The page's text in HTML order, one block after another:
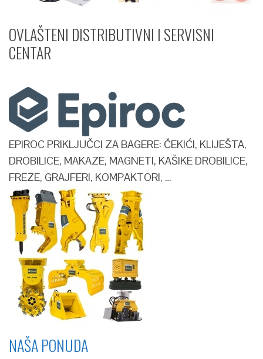
OVLAŠTENI DISTRIBUTIVNI I SERVISNI
CENTAR​
EPIROC PRIKLJUČCI ZA BAGERE: ČEKIĆI, KLIJEŠTA,
DROBILICE, MAKAZE, MAGNETI, KAŠIKE DROBILICE,
FREZE, GRAJFERI, KOMPAKTORI, …
NAŠA PONUDA